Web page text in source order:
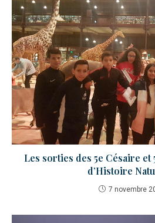
Les sorties des 5e Césaire et
d’Histoire
7 novembre